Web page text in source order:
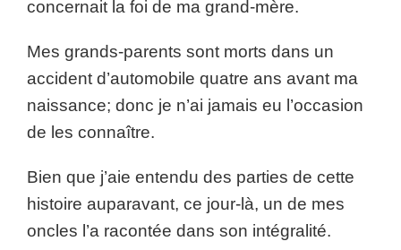
concernait la foi de ma grand-mère.
Mes grands-parents sont morts dans un
accident d’automobile quatre ans avant ma
naissance; donc je n’ai jamais eu l’occasion
de les connaître.
Bien que j’aie entendu des parties de cette
histoire auparavant, ce jour-là, un de mes
oncles l’a racontée dans son intégralité.